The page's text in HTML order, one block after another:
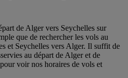
de Alger vers Seychelles sur
que de rechercher les vols au
et Seychelles vers Alger. Il suffit de
au départ de Alger et de
voir nos horaires de vols et